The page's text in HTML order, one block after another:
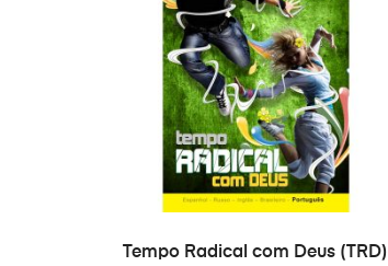
IN DEN WARENKORB
Tempo Radical com Deus (TRD)